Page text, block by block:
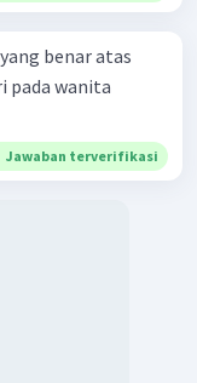
benar atas
pada wanita
Jawaban terverifikasi